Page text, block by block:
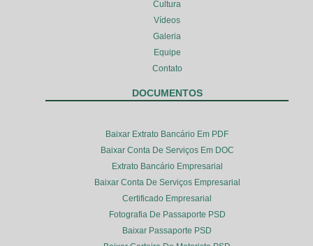
Cultura
Vídeos
Galeria
Equipe
Contato
DOCUMENTOS
Baixar Extrato Bancário Em PDF
Baixar Conta De Serviços Em DOC
Extrato Bancário Empresarial
Baixar Conta De Serviços Empresarial
Certificado Empresarial
Fotografia De Passaporte PSD
Baixar Passaporte PSD